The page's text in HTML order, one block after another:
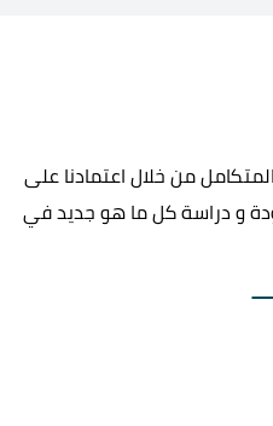
من خلال اعتمادنا على
و دراسة كل ما هو جديد في